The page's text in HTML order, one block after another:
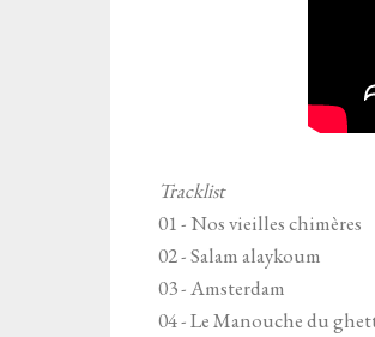
Tracklist
01 - Nos vieilles chimères
02 - Salam alaykoum
03 - Amsterdam
04 - Le Manouche du